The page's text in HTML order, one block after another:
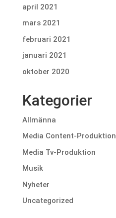
april 2021
mars 2021
februari 2021
januari 2021
oktober 2020
Kategorier
Allmänna
Media Content-Produktion
Media Tv-Produktion
Musik
Nyheter
Uncategorized